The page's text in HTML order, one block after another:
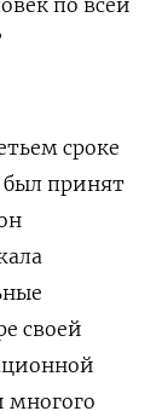
по всей
сроке
принят
своей
многого